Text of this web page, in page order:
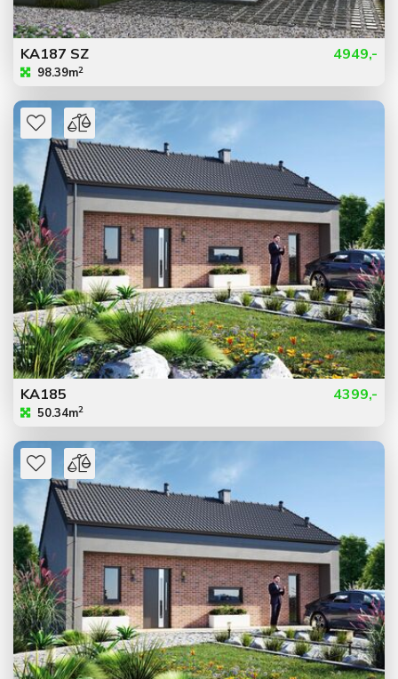
KA187 SZ
98.39m2
4949,-
KA185
50.34m2
4399,-